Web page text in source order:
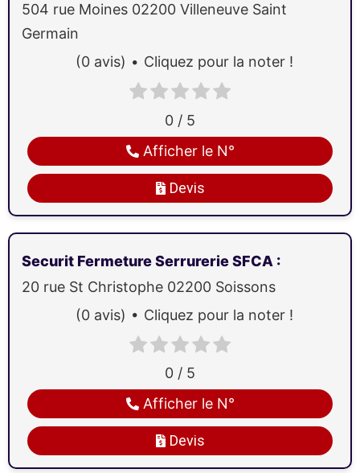
504 rue Moines 02200 Villeneuve Saint
Germain
Devis
Afficher le N°
0 / 5
(0 avis) Cliquez pour la noter !
Securit Fermeture Serrurerie SFCA :
20 rue St Christophe 02200 Soissons
Devis
Afficher le N°
0 / 5
(0 avis) Cliquez pour la noter !